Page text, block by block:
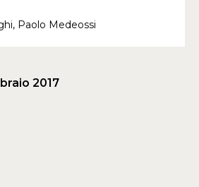
Paolo Medeossi
2017